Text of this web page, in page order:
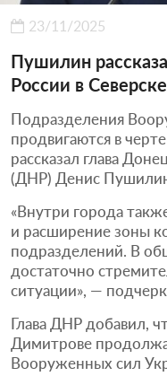
23/11/2025
Пушилин
России в Северске
Подразделения
продвигаются в
рассказал глава
(ДНР) Денис Пушилин
«Внутри города
и расширение зоны
подразделений. В
достаточно
ситуации», —
Глава ДНР добавил,
Димитрове
Вооруженных сил